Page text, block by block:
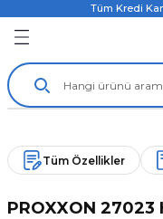
Tüm Kredi
Tüm Özellikler
PROXXON 27023